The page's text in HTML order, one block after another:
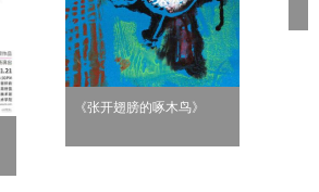
《张开翅膀的啄木鸟》